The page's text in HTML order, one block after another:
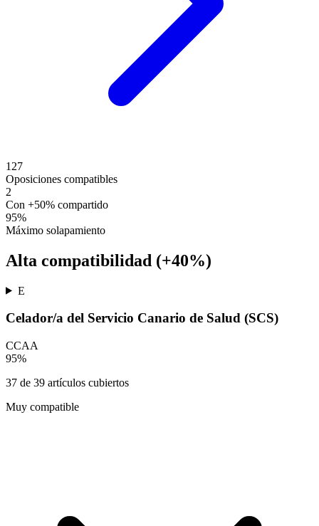
127
Oposiciones compatibles
2
Con +50% compartido
95%
Máximo solapamiento
Alta compatibilidad (+40%)
E
Celador/a del Servicio Canario de Salud (SCS)
CCAA
95%
37 de 39 artículos cubiertos
Muy compatible